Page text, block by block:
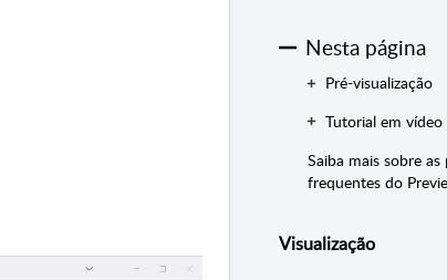
Nesta página
Pré-visualização
Tutorial em vídeo
Saiba mais sobre as
frequentes do
Visualização